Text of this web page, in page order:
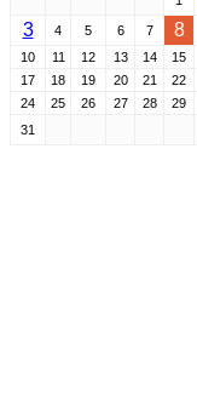
3
4 5 6 7 8
10
11 12 13 14 15
17
18 19 20 21 22
24
25 26 27 28 29
31